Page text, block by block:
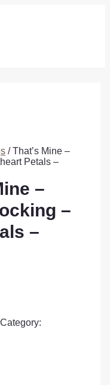
/ That’s Mine –
Petals –
–
–
–
Category: